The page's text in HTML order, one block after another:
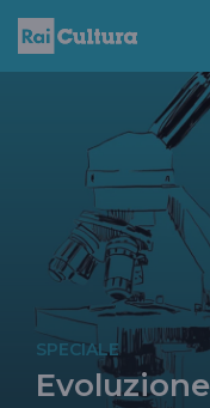
SPECIALE